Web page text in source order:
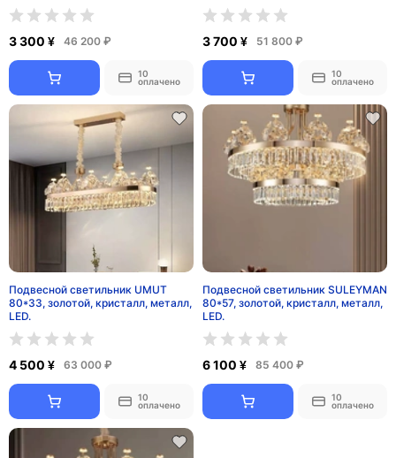
3 300 ¥ 46 200 ₽
10
оплачено
3 700 ¥ 51 800 ₽
10
оплачено
Подвесной светильник UMUT
80*33, золотой, кристалл, металл,
LED.
4 500 ¥ 63 000 ₽
10
оплачено
Подвесной светильник SULEYMAN
80*57, золотой, кристалл, металл,
LED.
6 100 ¥ 85 400 ₽
10
оплачено